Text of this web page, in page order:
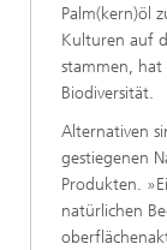
Palm(kern)öl
Kulturen auf
stammen, hat
Biodiversität.
Alternativen
gestiegenen
Produkten.
natürlichen